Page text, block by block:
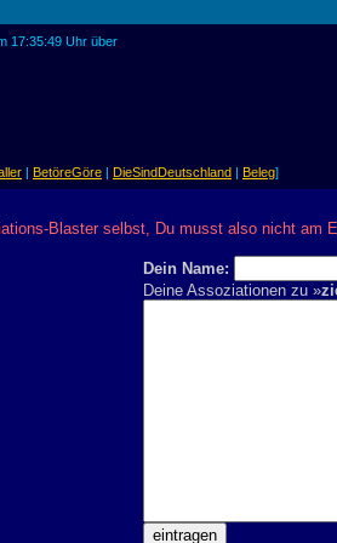
17:35:49 Uhr über
| BetöreGöre | DieSindDeutschland | Beleg]
Blaster selbst, Du musst also nicht am
Dein Name:
Deine Assoziationen zu »